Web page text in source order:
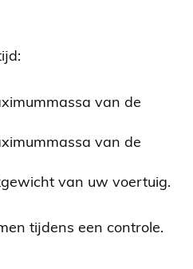
van de
van de
van uw voertuig.
tijdens een controle.